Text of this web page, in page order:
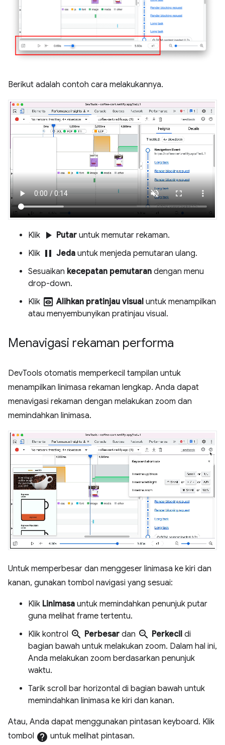
Berikut adalah contoh cara melakukannya.
Klik play_arrow Putar untuk memutar rekaman.
Klik pause Jeda untuk menjeda pemutaran ulang.
Sesuaikan kecepatan pemutaran dengan menu
drop-down.
Klik preview Alihkan pratinjau visual untuk menampilkan
atau menyembunyikan pratinjau visual.
Menavigasi rekaman performa
DevTools otomatis memperkecil tampilan untuk
menampilkan linimasa rekaman lengkap. Anda dapat
menavigasi rekaman dengan melakukan zoom dan
memindahkan linimasa.
Untuk memperbesar dan menggeser linimasa ke kiri dan
kanan, gunakan tombol navigasi yang sesuai:
Klik Linimasa untuk memindahkan penunjuk putar
guna melihat frame tertentu.
Klik kontrol zoom_in Perbesar dan zoom_out Perkecil di
bagian bawah untuk melakukan zoom. Dalam hal ini,
Anda melakukan zoom berdasarkan penunjuk
waktu.
Tarik scroll bar horizontal di bagian bawah untuk
memindahkan linimasa ke kiri dan kanan.
Atau, Anda dapat menggunakan pintasan keyboard. Klik
tombol help untuk melihat pintasan.